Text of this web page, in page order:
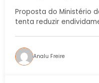
Proposta do Ministério
tenta reduzir
Analu Freire